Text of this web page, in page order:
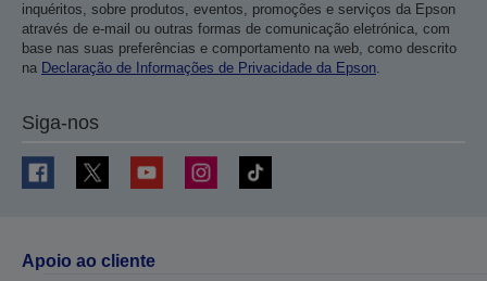
inquéritos, sobre produtos, eventos, promoções e serviços da Epson
através de e-mail ou outras formas de comunicação eletrónica, com
base nas suas preferências e comportamento na web, como descrito
na Declaração de Informações de Privacidade da Epson.
Siga-nos
Apoio ao cliente